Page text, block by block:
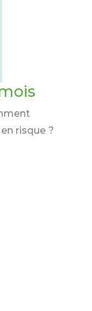
risque ?